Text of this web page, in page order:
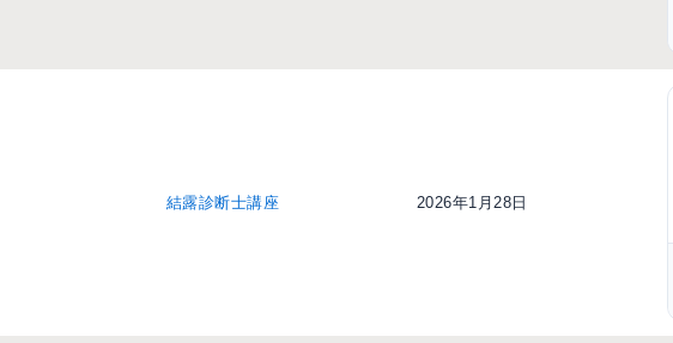
結露診断士講座 2026年1月28日